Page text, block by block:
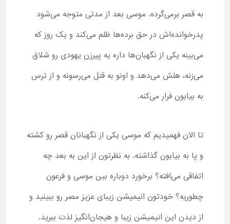
به قصر برمی‌گرده. موسی بعد از مدتی متوجه می‌شود
پدرخوانده‌اش در حق برده‌ها ظلم می‌کند و یک روز که
می‌بینه یکی از نگهبان‌ها داره یه پیرزن یهودی رو شلاق
می‌زنه، هلش می‌دهد و اونو به قتل می‌رسونه و از ترس
به بیابون فرار می‌کنه.
تا الان فهمیدیم که موسی یکی از نگهبانان قصر رو کشته
و پا به بیابون گذاشته. به نظرتون از این به بعد چه
اتفاقی می‌افته؟ برخورد دوباره بین موسی و فرعون
چطوریه؟ خودتون انیمیشن زیبای عزیز مصر رو ببینید و
از دیدن این انیمیشن زیبا و هیجان‌انگیز لذت ببرید.